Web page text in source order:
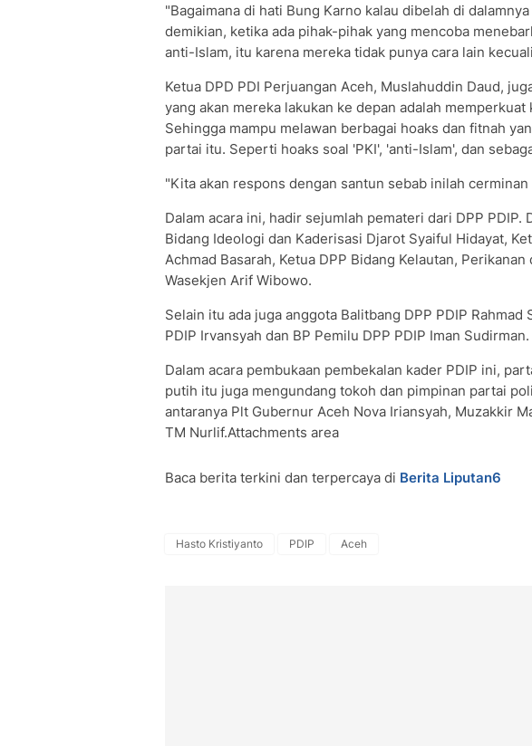
"Bagaimana di hati Bung Karno kalau dibelah di
demikian, ketika ada pihak-pihak yang mencoba
anti-Islam, itu karena mereka tidak punya cara lain
Ketua DPD PDI Perjuangan Aceh, Muslahuddin Daud,
yang akan mereka lakukan ke depan adalah
Sehingga mampu melawan berbagai hoaks dan fitnah
partai itu. Seperti hoaks soal 'PKI', 'anti-Islam', dan
"Kita akan respons dengan santun sebab inilah
Dalam acara ini, hadir sejumlah pemateri dari DPP PDIP.
Bidang Ideologi dan Kaderisasi Djarot Syaiful Hidayat,
Achmad Basarah, Ketua DPP Bidang Kelautan,
Wasekjen Arif Wibowo.
Selain itu ada juga anggota Balitbang DPP PDIP Rahmad
PDIP Irvansyah dan BP Pemilu DPP PDIP Iman Sudirman.
Dalam acara pembukaan pembekalan kader PDIP ini,
putih itu juga mengundang tokoh dan pimpinan partai
antaranya Plt Gubernur Aceh Nova Iriansyah, Muzakkir
TM Nurlif.Attachments area
Baca berita terkini dan terpercaya di Berita Liputan6
Hasto Kristiyanto PDIP Aceh